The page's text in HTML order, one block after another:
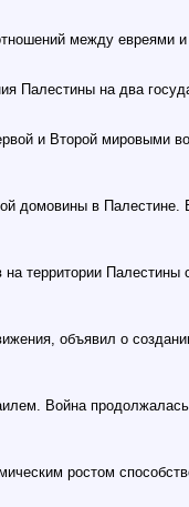
между евреями
Палестины на два
и Второй мировыми
домовины в
территории
объявил о
Война
ростом